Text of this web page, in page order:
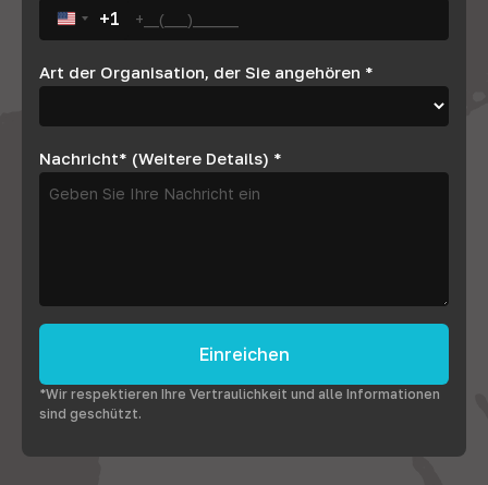
United States +1
+1
Art der Organisation, der Sie angehören *
Nachricht* (Weitere Details) *
Einreichen
*Wir respektieren Ihre Vertraulichkeit und alle Informationen
sind geschützt.